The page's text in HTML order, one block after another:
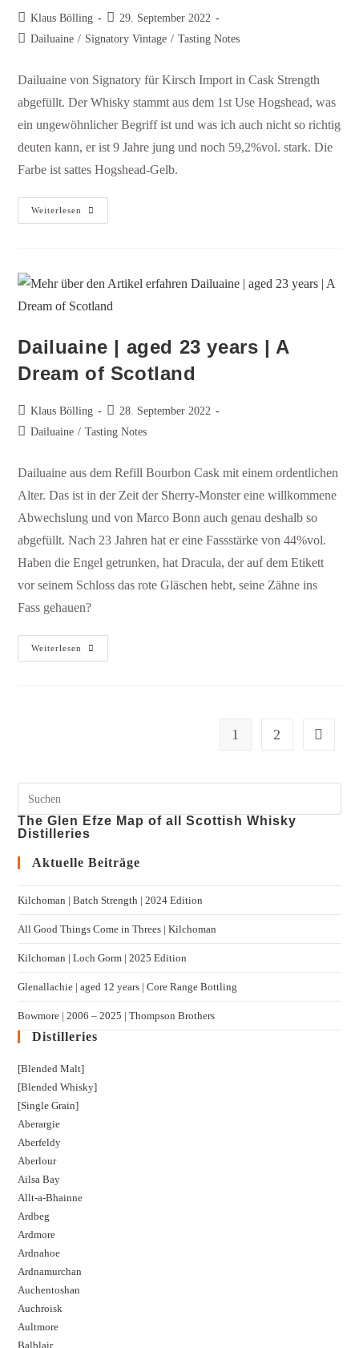
Klaus Bölling
29. September 2022
Dailuaine / Signatory Vintage / Tasting Notes
Dailuaine von Signatory für Kirsch Import in Cask Strength
abgefüllt. Der Whisky stammt aus dem 1st Use Hogshead, was
ein ungewöhnlicher Begriff ist und was ich auch nicht so richtig
deuten kann, er ist 9 Jahre jung und noch 59,2%vol. stark. Die
Farbe ist sattes Hogshead-Gelb.
Weiterlesen
Dailuaine | aged 23 years | A
Dream of Scotland
Klaus Bölling
28. September 2022
Dailuaine / Tasting Notes
Dailuaine aus dem Refill Bourbon Cask mit einem ordentlichen
Alter. Das ist in der Zeit der Sherry-Monster eine willkommene
Abwechslung und von Marco Bonn auch genau deshalb so
abgefüllt. Nach 23 Jahren hat er eine Fassstärke von 44%vol.
Haben die Engel getrunken, hat Dracula, der auf dem Etikett
vor seinem Schloss das rote Gläschen hebt, seine Zähne ins
Fass gehauen?
Weiterlesen
1 2
The Glen Efze Map of all Scottish Whisky
Distilleries
Aktuelle Beiträge
Kilchoman | Batch Strength | 2024 Edition
All Good Things Come in Threes | Kilchoman
Kilchoman | Loch Gorm​ | 2025 Edition
Glenallachie | aged 12 years | Core Range Bottling
Bowmore | 2006 – 2025 | Thompson Brothers
Distilleries
[Blended Malt]
[Blended Whisky]
[Single Grain]
Aberargie
Aberfeldy
Aberlour
Ailsa Bay
Allt-a-Bhainne
Ardbeg
Ardmore
Ardnahoe
Ardnamurchan
Auchentoshan
Auchroisk
Aultmore
Balblair